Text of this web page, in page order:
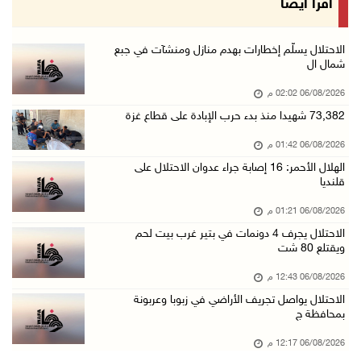
"لجنة الانتخابات" وبرنامج الأمم المتحدة الإنم ...
"التعاون الإسلامي" تدين عدوان الاحتلال على مخ ...
الحصار يعيد صناعة الفخار إلى الواجهة في غزة
06/آب/2026 12:25 م
محافظة القدس: العدوان على مخيم قلنديا يستهدف ...
06/آب/2026 12:16 م
الاحتلال يعتقل 3 مواطنين من أريحا
اقرأ أيضا
الاحتلال يسلّم إخطارات بهدم منازل ومنشآت في جبع
شمال ال
06/08/2026 02:02 م
73,382 شهيدا منذ بدء حرب الإبادة على قطاع غزة
06/08/2026 01:42 م
الهلال الأحمر: 16 إصابة جراء عدوان الاحتلال على
قلنديا
06/08/2026 01:21 م
الاحتلال يجرف 4 دونمات في بتير غرب بيت لحم
ويقتلع 80 شت
06/08/2026 12:43 م
الاحتلال يواصل تجريف الأراضي في زبوبا وعربونة
بمحافظة ج
06/08/2026 12:17 م